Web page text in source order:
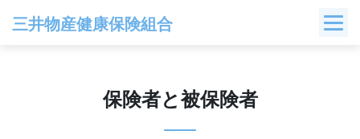
三井物産健康保険組合
保険者と被保険者